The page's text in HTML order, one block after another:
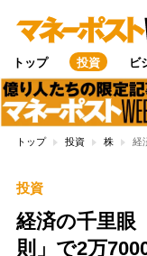
トップ 投資 ビ
トップ 投資 株 経
投資
経済の千里
則」で2万